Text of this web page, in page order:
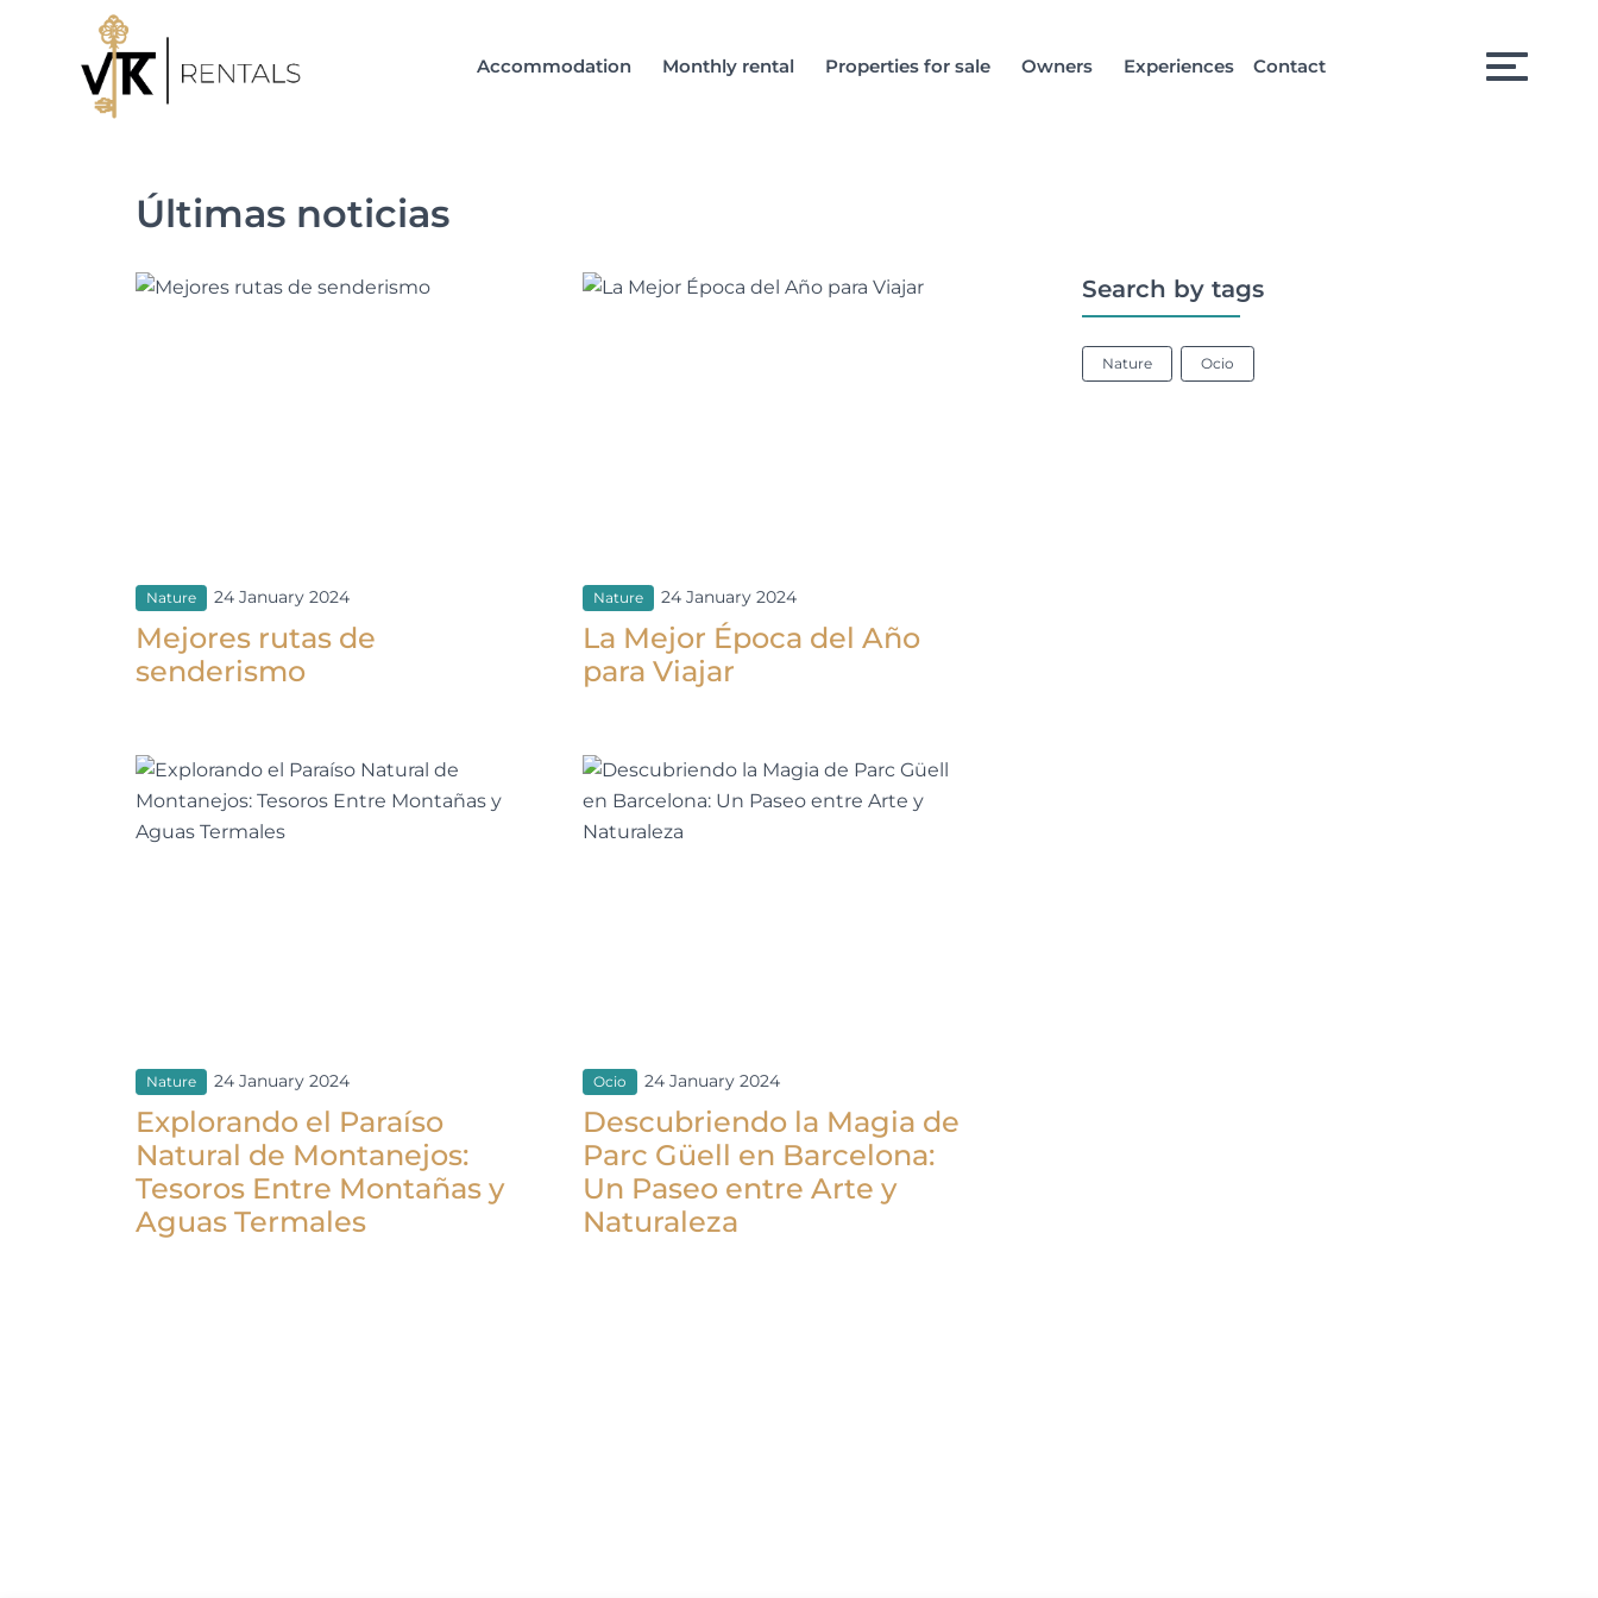
Accommodation Monthly rental Properties for sale Owners Experiences Contact
Últimas noticias
Nature 24 January 2024
Mejores rutas de
senderismo
Nature 24 January 2024
La Mejor Época del Año
para Viajar
Nature 24 January 2024
Explorando el Paraíso
Natural de Montanejos:
Tesoros Entre Montañas y
Aguas Termales
Ocio 24 January 2024
Descubriendo la Magia de
Parc Güell en Barcelona:
Un Paseo entre Arte y
Naturaleza
Search by tags
Nature Ocio